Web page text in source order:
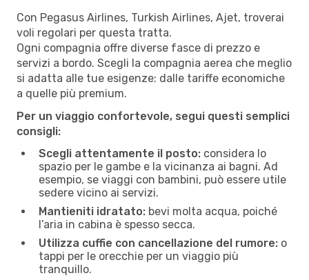
Con Pegasus Airlines, Turkish Airlines, Ajet, troverai
voli regolari per questa tratta.
Ogni compagnia offre diverse fasce di prezzo e
servizi a bordo. Scegli la compagnia aerea che meglio
si adatta alle tue esigenze: dalle tariffe economiche
a quelle più premium.
Per un viaggio confortevole, segui questi semplici
consigli:
Scegli attentamente il posto: considera lo
spazio per le gambe e la vicinanza ai bagni. Ad
esempio, se viaggi con bambini, può essere utile
sedere vicino ai servizi.
Mantieniti idratato: bevi molta acqua, poiché
l’aria in cabina è spesso secca.
Utilizza cuffie con cancellazione del rumore: o
tappi per le orecchie per un viaggio più
tranquillo.